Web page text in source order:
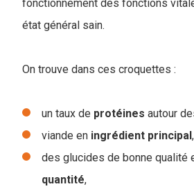
fonctionnement des fonctions
état général sain.
On trouve dans ces croquettes :
un taux de protéines autour
viande en ingrédient principal,
des glucides de bonne qualité
quantité,